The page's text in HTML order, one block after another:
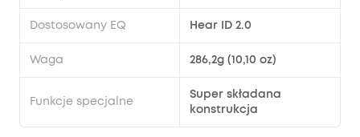
Dostosowany EQ Hear ID 2.0
Waga 286,2g (10,10 oz)
Funkcje specjalne
Super składana
konstrukcja